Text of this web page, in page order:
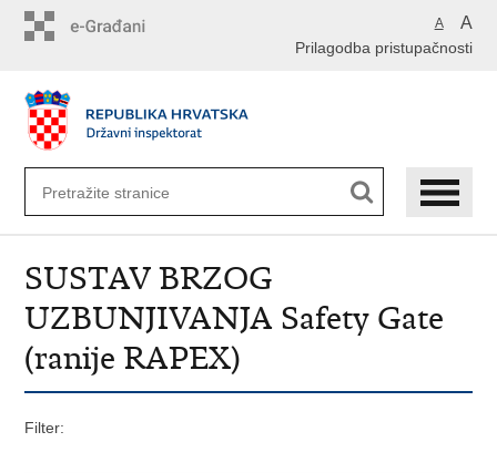
A A
Prilagodba pristupačnosti
SUSTAV BRZOG
UZBUNJIVANJA Safety Gate
(ranije RAPEX)
Filter: